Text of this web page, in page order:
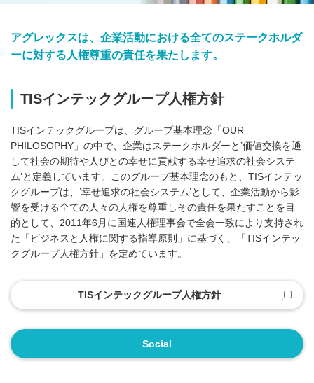
アグレックスは、企業活動における全てのステークホルダ
ーに対する人権尊重の責任を果たします。
TISインテックグループ人権方針
TISインテックグループは、グループ基本理念「OUR
PHILOSOPHY」の中で、企業はステークホルダーと’価値交換を通
して社会の期待や人びとの幸せに貢献する幸せ追求の社会システ
ム’と定義しています。このグループ基本理念のもと、TISインテッ
クグループは、’幸せ追求の社会システム’として、企業活動から影
響を受ける全ての人々の人権を尊重しその責任を果たすことを目
的として、2011年6月に国連人権理事会で全会一致により支持され
た「ビジネスと人権に関する指導原則」に基づく、「TISインテッ
クグループ人権方針」を定めています。
TISインテックグループ人権方針
Social